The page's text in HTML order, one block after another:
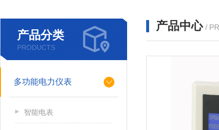
产品分类
PRODUCTS
多功能电力仪表
智能电表
产品中心 /